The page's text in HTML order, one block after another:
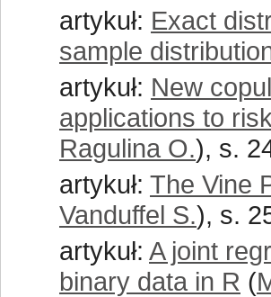
artykuł: Exact
sample
artykuł: New
applications to
Ragulina O.), s.
artykuł: The Vine
Vanduffel S.), s.
artykuł: A joint
binary data in R (